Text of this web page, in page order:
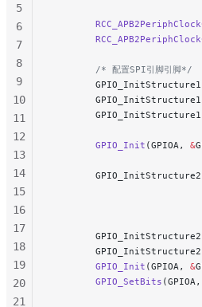
        /* 配置SPI引脚引脚*/
        GPIO_Init
(GPIOA, &
        GPIO_Init
(GPIOA, &
        GPIO_SetBits
5
6
7
8
9
10
11
12
13
14
15
16
17
18
19
20
21